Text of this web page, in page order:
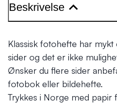
Beskrivelse
Klassisk fotohefte har
sider og det er ikke
Ønsker du flere sider
fotobok eller bildehefte.
Trykkes i Norge med papir